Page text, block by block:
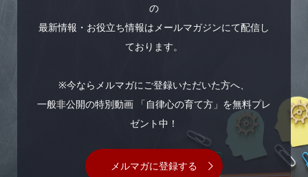
の
最新情報・お役立ち情報はメールマガジンにて配信し
ております。
※今ならメルマガにご登録いただいた方へ、
一般非公開の特別動画 「自律心の育て方」を無料プレ
ゼント中！
メルマガに登録する